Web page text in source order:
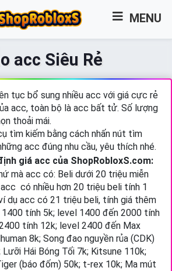
MENU
acc Siêu Rẻ
tục bổ sung nhiều acc với giá cực rẻ
acc, toàn bộ là acc bất tử. Số lượng
thoải mái.
tìm kiếm bằng cách nhấn nút tìm
acc đúng nhu cầu, yêu thích nhé.
giá acc của ShopRobloxS.com:
mà acc có: Beli dưới 20 triệu miễn
có nhiều hơn 20 triệu beli tính 1
dụ acc có 21 triệu beli, tính giá thêm
tính 5k; level 1400 đến 2000 tính
tính 12k; level 2400 đến Max
8k; Song đao nguyền rủa (CDK)
Lưỡi Hái Bóng Tối 7k; Kitsune 110k;
(báo đốm) 50k; t-rex 10k; Ma mút